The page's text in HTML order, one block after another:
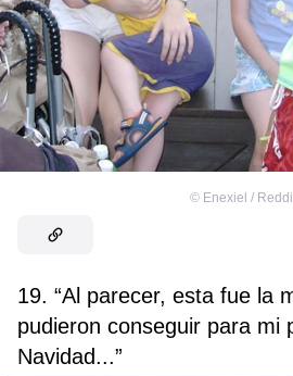
© Enexiel /
19. “Al parecer, esta fue la
pudieron conseguir para mi
Navidad...”